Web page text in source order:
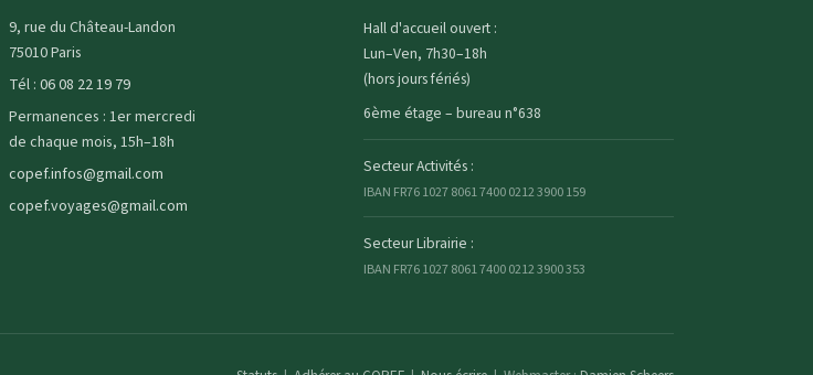
9, rue du Château-Landon
75010 Paris
Tél : 06 08 22 19 79
Permanences : 1er mercredi
de chaque mois, 15h–18h
copef.infos@gmail.com
copef.voyages@gmail.com
Hall d'accueil ouvert :
Lun–Ven, 7h30–18h
(hors jours fériés)
6ème étage – bureau n°638
Secteur Activités :
IBAN FR76 1027 8061 7400 0212 3900 159
Secteur Librairie :
IBAN FR76 1027 8061 7400 0212 3900 353